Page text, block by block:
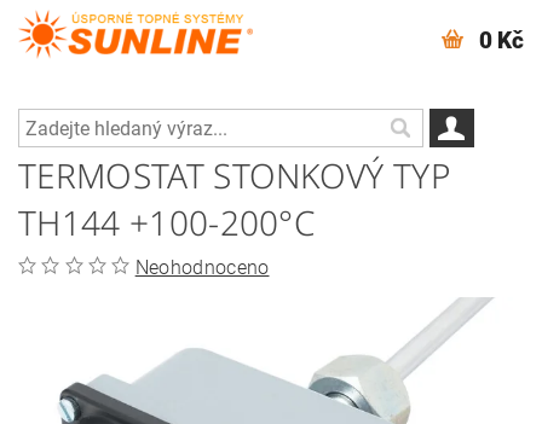
0 Kč
TERMOSTAT STONKOVÝ TYP
TH144 +100-200°C
Neohodnoceno